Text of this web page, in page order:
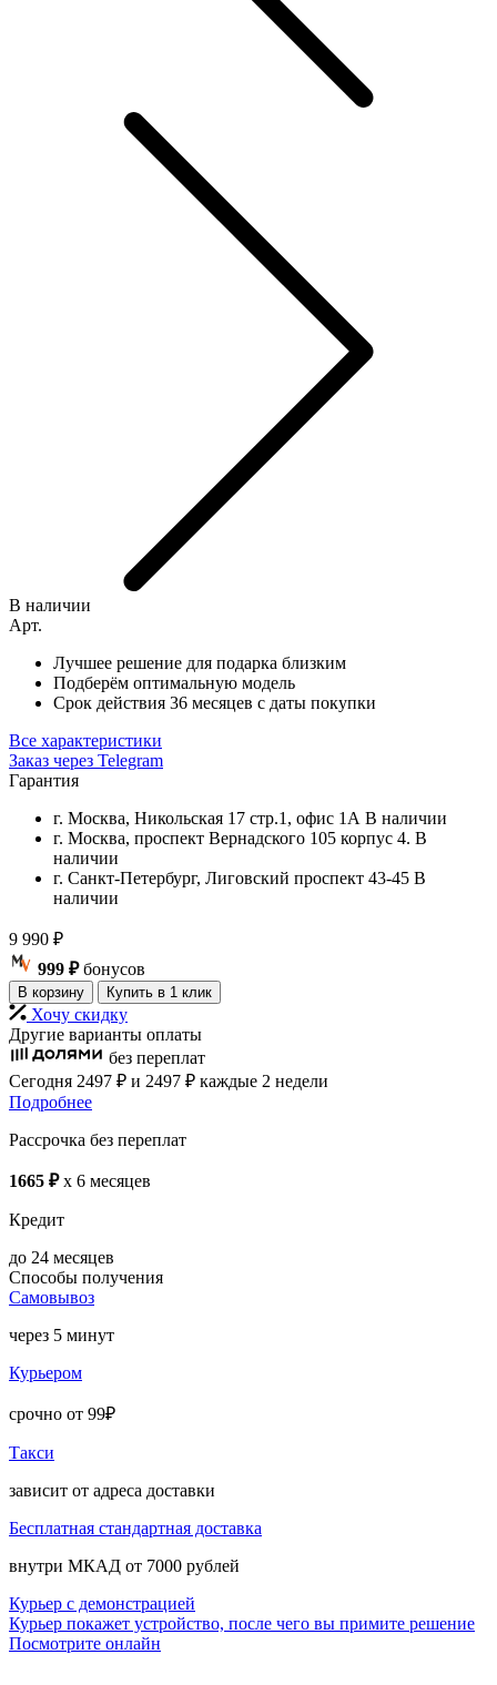
В наличии
Арт.
Лучшее решение для подарка близким
Подберём оптимальную модель
Срок действия 36 месяцев с даты покупки
Все характеристики
Заказ через Telegram
Гарантия
г. Москва, Никольская 17 стр.1, офис 1А В наличии
г. Москва, проспект Вернадского 105 корпус 4. В
наличии
г. Санкт-Петербург, Лиговский проспект 43-45 В
наличии
9 990 ₽
999 ₽бонусов
В корзину Купить в 1 клик
Хочу скидку
Другие варианты оплаты
без переплат
Сегодня 2497 ₽ и 2497 ₽ каждые 2 недели
Подробнее
Рассрочка без переплат
1665 ₽x 6 месяцев
Кредит
до 24 месяцев
Способы получения
Самовывоз
через 5 минут
Курьером
срочно от 99₽
Такси
зависит от адреса доставки
Бесплатная стандартная доставка
внутри МКАД от 7000 рублей
Курьер с демонстрацией
Курьер покажет устройство, после чего вы примите решение
Посмотрите онлайн